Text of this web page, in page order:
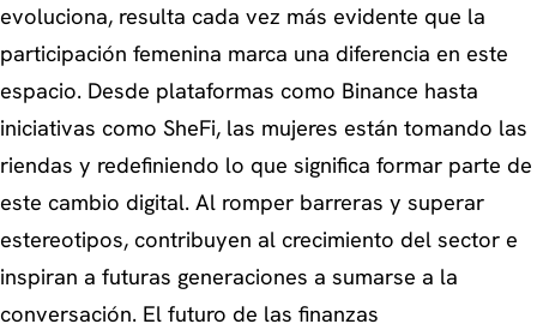
evoluciona, resulta cada vez más evidente que la
participación femenina marca una diferencia en este
espacio. Desde plataformas como Binance hasta
iniciativas como SheFi, las mujeres están tomando las
riendas y redefiniendo lo que significa formar parte de
este cambio digital. Al romper barreras y superar
estereotipos, contribuyen al crecimiento del sector e
inspiran a futuras generaciones a sumarse a la
conversación. El futuro de las finanzas